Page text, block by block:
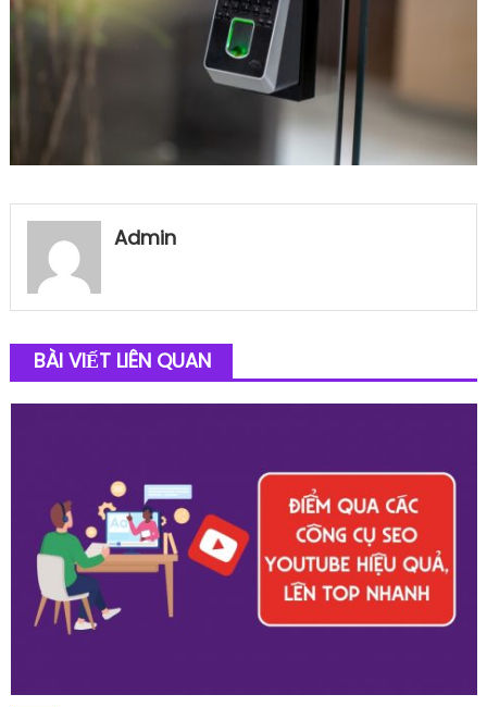
Admin
BÀI VIẾT LIÊN QUAN